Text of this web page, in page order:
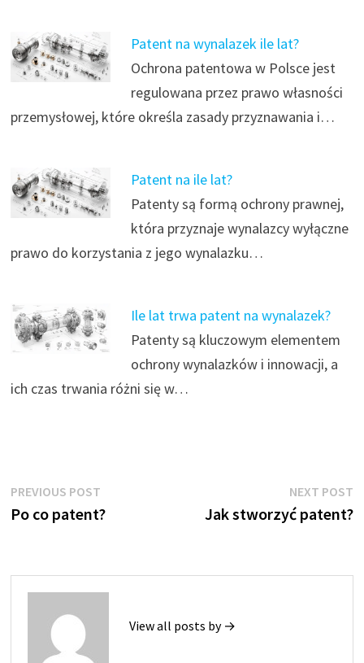
Patent na wynalazek ile lat?
Ochrona patentowa w Polsce jest
regulowana przez prawo własności
przemysłowej, które określa zasady przyznawania i…
Patent na ile lat?
Patenty są formą ochrony prawnej,
która przyznaje wynalazcy wyłączne
prawo do korzystania z jego wynalazku…
Ile lat trwa patent na wynalazek?
Patenty są kluczowym elementem
ochrony wynalazków i innowacji, a
ich czas trwania różni się w…
Nawigacja
wpisu
PREVIOUS POSTPrevious
post:
Po co patent?
NEXT POST
Jak stworzyć patent?
View all posts by →